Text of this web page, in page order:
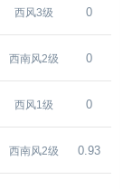
西风3级 0
西南风2级 0
西风1级 0
西南风2级 0.93